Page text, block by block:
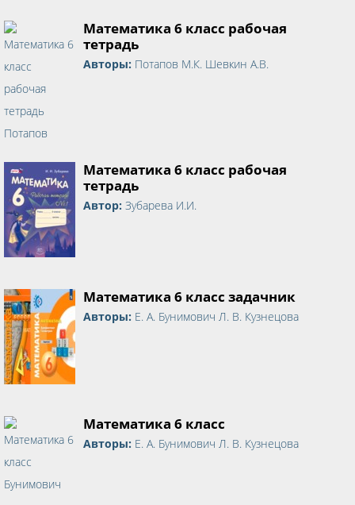
Математика 6 класс рабочая
тетрадь
Авторы: Потапов М.К. Шевкин А.В.
Математика 6 класс рабочая
тетрадь
Автор: Зубарева И.И.
Математика 6 класс задачник
Авторы: Е. А. Бунимович Л. В. Кузнецова
Математика 6 класс
Авторы: Е. А. Бунимович Л. В. Кузнецова